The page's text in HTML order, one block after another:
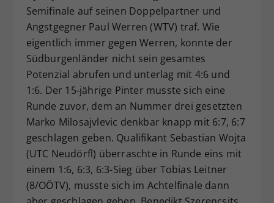
Semifinale auf seinen Doppelpartner und
Angstgegner Paul Werren (WTV) traf. Wie
eigentlich immer gegen Werren, konnte der
Südburgenländer nicht sein gesamtes
Potenzial abrufen und unterlag mit 4:6 und
1:6. Der 15-jährige Pinter musste sich eine
Runde zuvor, dem an Nummer drei gesetzten
Marko Milosajvlevic denkbar knapp mit 6:7, 6:7
geschlagen geben. Qualifikant Sebastian Wojta
(UTC Neudörfl) überraschte in Runde eins mit
einem 1:6, 6:3, 6:3-Sieg über Tobias Leitner
(8/OÖTV), musste sich im Achtelfinale dann